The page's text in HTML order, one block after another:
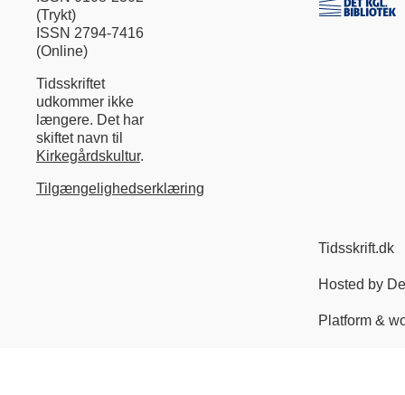
(Trykt)
ISSN 2794-7416
(Online)
Tidsskriftet
udkommer ikke
længere. Det har
skiftet navn til
Kirkegårdskultur.
Tilgængelighedserklæring